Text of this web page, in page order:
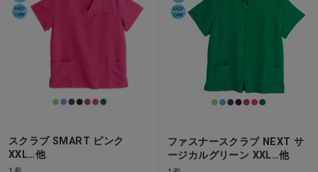
スクラブ SMART ピンク
XXL…他
ファスナースクラブ NEXT サ
ージカルグリーン XXL…他